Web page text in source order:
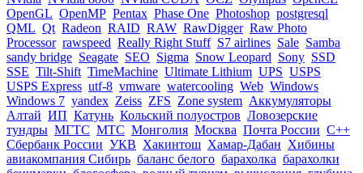
OpenGL OpenMP Pentax Phase One Photoshop postgresql
QML Qt Radeon RAID RAW RawDigger Raw Photo
Processor rawspeed Really Right Stuff S7 airlines Sale Samba
sandy bridge Seagate SEO Sigma Snow Leopard Sony SSD
SSE Tilt-Shift TimeMachine Ultimate Lithium UPS USPS
USPS Express utf-8 vmware watercooling Web Windows
Windows 7 yandex Zeiss ZFS Zone system Аккумуляторы
Алтай ИП Катунь Кольский полуостров Ловозерские
тундры МГТС МТС Монголия Москва Почта России С++
Сбербанк России УКВ Хакинтош Хамар-Дабан Хибины
авиакомпания Сибирь баланс белого барахолка барахолки